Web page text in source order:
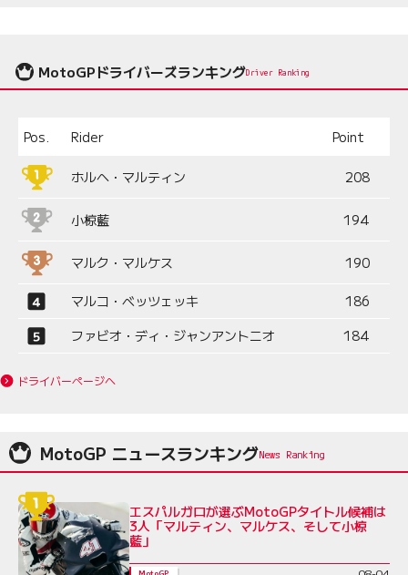
MotoGPドライバーズランキングDriver Ranking
Pos. Rider Point
ホルヘ・マルティン 208
小椋藍 194
マルク・マルケス 190
マルコ・ベッツェッキ
186
ファビオ・ディ・ジャンアントニオ
184
ドライバーページへ
MotoGP ニュースランキング
エスパルガロが選ぶMotoGPタイトル候補は
3人「マルティン、マルケス、そして小椋
藍」
MotoGP